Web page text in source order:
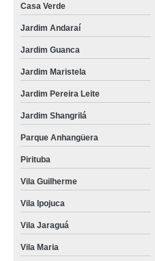
Casa Verde
Jardim Andaraí
Jardim Guanca
Jardim Maristela
Jardim Pereira Leite
Jardim Shangrilá
Parque Anhangüera
Pirituba
Vila Guilherme
Vila Ipojuca
Vila Jaraguá
Vila Maria